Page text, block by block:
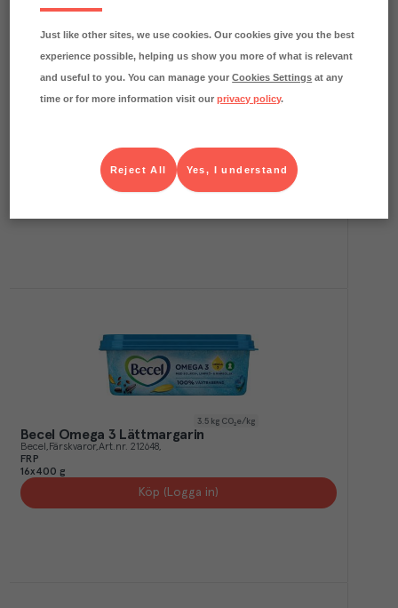
Art.nr.
212744
3.5 kg CO₂e/kg
Becel Omega 3 Lättmargarin
Becel Färskvaror Art.nr. 212648
FRP
16x400 g
Köp (Logga in)
Just like other sites, we use cookies. Our cookies give you the best
experience possible, helping us show you more of what is relevant
and useful to you. You can manage yourCookies Settings at any
time or for more information visit ourprivacy policy.
Yes, I understand
Reject All